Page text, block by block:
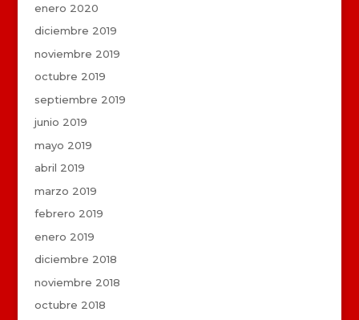
enero 2020
diciembre 2019
noviembre 2019
octubre 2019
septiembre 2019
junio 2019
mayo 2019
abril 2019
marzo 2019
febrero 2019
enero 2019
diciembre 2018
noviembre 2018
octubre 2018